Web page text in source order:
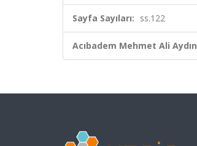
Sayfa Sayıları: ss.122
Acıbadem Mehmet Ali